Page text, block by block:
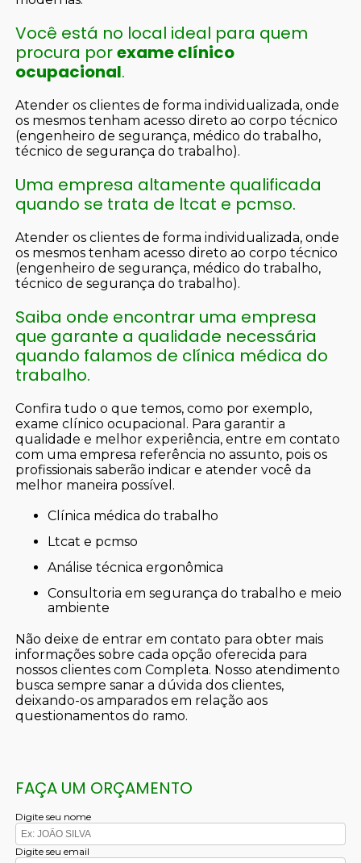
Você está no local ideal para quem
procura porexame clínico
ocupacional.
Atender os clientes de forma individualizada, onde
os mesmos tenham acesso direto ao corpo técnico
(engenheiro de segurança, médico do trabalho,
técnico de segurança do trabalho).
Uma empresa altamente qualificada
quando se trata de ltcat e pcmso.
Atender os clientes de forma individualizada, onde
os mesmos tenham acesso direto ao corpo técnico
(engenheiro de segurança, médico do trabalho,
técnico de segurança do trabalho).
Saiba onde encontrar uma empresa
que garante a qualidade necessária
quando falamos de clínica médica do
trabalho.
Confira tudo o que temos, como por exemplo,
exame clínico ocupacional. Para garantir a
qualidade e melhor experiência, entre em contato
com uma empresa referência no assunto, pois os
profissionais saberão indicar e atender você da
melhor maneira possível.
clínica médica do trabalho
ltcat e pcmso
análise técnica ergonômica
consultoria em segurança do trabalho e meio
ambiente
Não deixe de entrar em contato para obter mais
informações sobre cada opção oferecida para
nossos clientes com Completa. Nosso atendimento
busca sempre sanar a dúvida dos clientes,
deixando-os amparados em relação aos
questionamentos do ramo.
FAÇA UM ORÇAMENTO
Digite seu nome
Digite seu email